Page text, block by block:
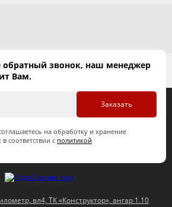
обратный звонок, наш менеджер
Вам.
Заказать
на обработку и хранение
соответствии с политикой
вл4, ТК «Конструктор», ангар 1.10